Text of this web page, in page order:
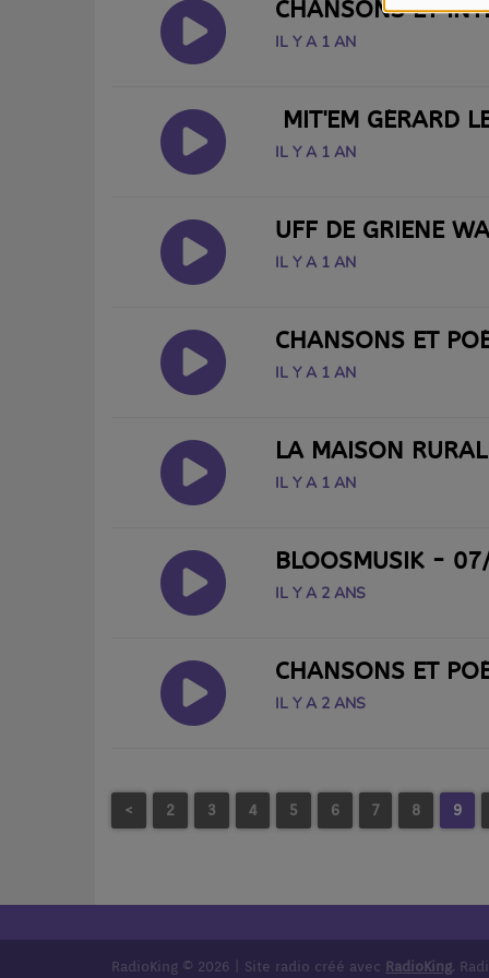
CHANSONS ET
IL Y A 1 AN
MIT'EM GÉRARD
IL Y A 1 AN
UFF DE GRIENE
IL Y A 1 AN
CHANSONS ET
IL Y A 1 AN
LA MAISON
IL Y A 1 AN
BLOOSMUSIK -
IL Y A 2 ANS
CHANSONS ET
IL Y A 2 ANS
< 2 3 4 5 6 7 8 9
RadioKing © 2026 | Site radio créé avec RadioKing.